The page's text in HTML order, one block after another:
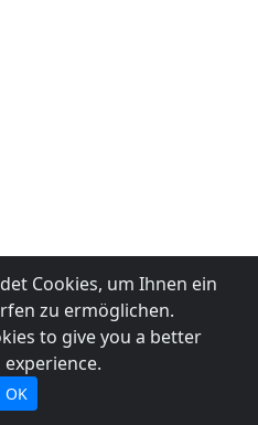
Cookies, um Ihnen ein
zu ermöglichen.
to give you a better
OK